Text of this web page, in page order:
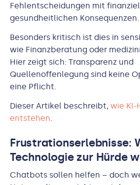
Fehlentscheidungen mit
gesundheitlichen Konsequenzen.
Besonders kritisch ist dies in
wie Finanzberatung oder
Hier zeigt sich: Transparenz und
Quellenoffenlegung sind keine
eine Pflicht.
Dieser Artikel beschreibt, wie KI-
entstehen.
Frustrationserlebnisse:
Technologie zur Hürde
Chatbots sollen helfen – doch